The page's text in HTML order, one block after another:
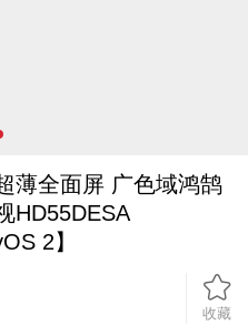
薄全面屏 广色域鸿鹄
HD55DESA
2】
收藏